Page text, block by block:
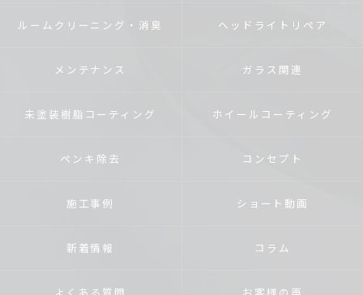
ルームクリーニング・消臭 ヘッドライトリペア
メンテナンス ガラス関連
未塗装樹脂コーティング ホイールコーティング
ペンキ除去 コンセプト
施工事例 ショート動画
新着情報 コラム